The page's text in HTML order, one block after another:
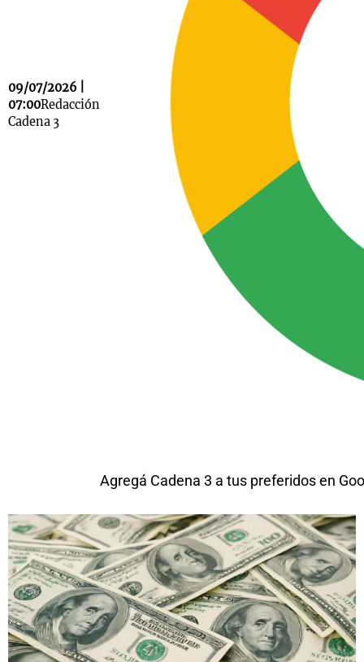
09/07/2026 |
07:00Redacción
Cadena 3
Agregá Cadena 3 a tus preferidos en
Mundial 2026
La Sole en
Cadena 3